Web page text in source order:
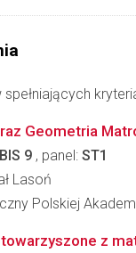
Geometria
9 , panel: ST1
Lasoń
Polskiej
z